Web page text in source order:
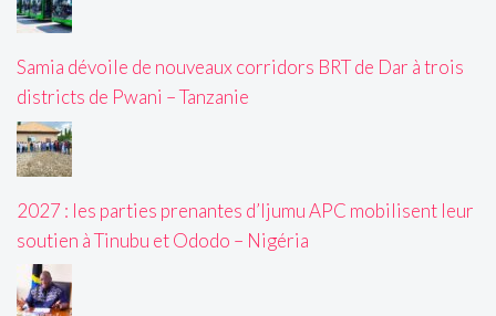
Samia dévoile de nouveaux corridors BRT de Dar à trois
districts de Pwani – Tanzanie
2027 : les parties prenantes d’Ijumu APC mobilisent leur
soutien à Tinubu et Ododo – Nigéria